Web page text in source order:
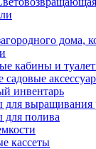
дома,
кабины и
садовые
инвентарь
для выращивания
для полива
кассеты